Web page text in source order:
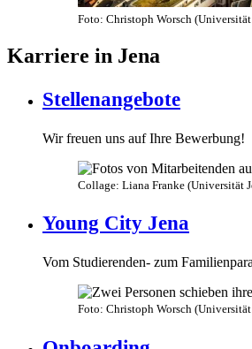
Foto: Christoph Worsch (Universität
Karriere in Jena
Stellenangebote
Wir freuen uns auf Ihre Bewerbung!
Collage: Liana Franke (Universität
Young City Jena
Vom Studierenden- zum
Foto: Christoph Worsch (Universität